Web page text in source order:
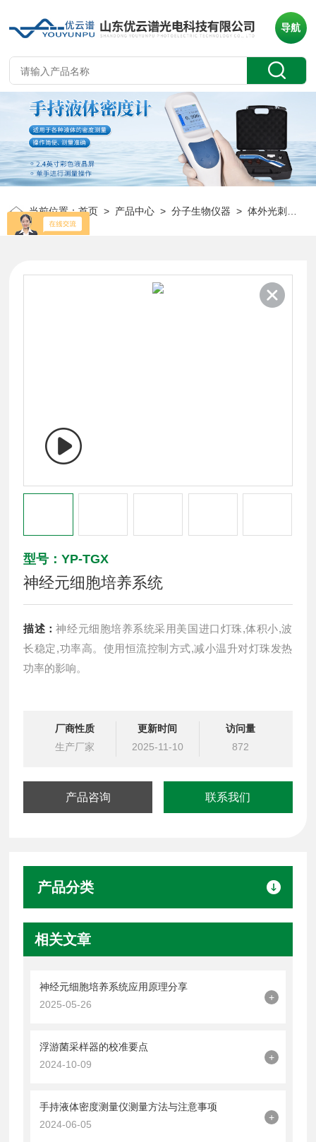
导航
当前位置：首页 > 产品中心 >分子生物仪器 >体外光刺激细胞培养系统
型号：YP-TGX
神经元细胞培养系统
描述：神经元细胞培养系统采用美国进口灯珠,体积小,波
长稳定,功率高。使用恒流控制方式,减小温升对灯珠发热
功率的影响。
厂商性质
生产厂家
更新时间
2025-11-10
访问量
872
产品咨询 联系我们
产品分类
相关文章
神经元细胞培养系统应用原理分享
2025-05-26
+
浮游菌采样器的校准要点
2024-10-09
+
手持液体密度测量仪测量方法与注意事项
2024-06-05
+